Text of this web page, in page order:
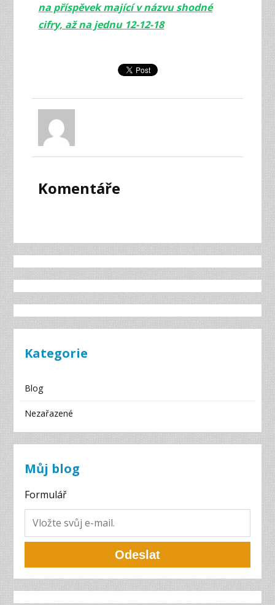
na příspěvek mající v názvu shodné
cifry, až na jednu 12-12-18
Komentáře
Kategorie
Blog
Nezařazené
Můj blog
Formulář
Odeslat